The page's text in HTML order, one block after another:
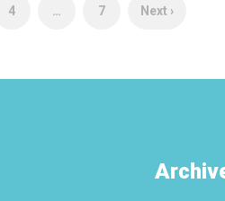
4 … 7 Next ›